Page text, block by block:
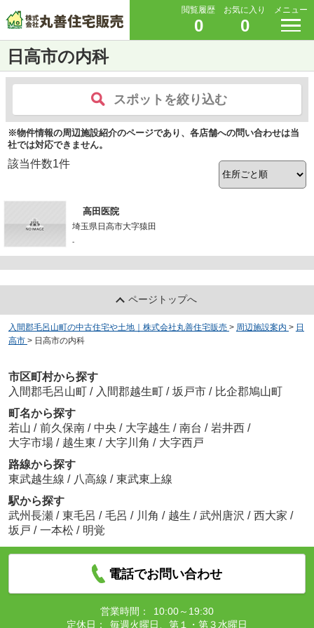
閲覧履歴
0
お気に入り
0
メニュー
日高市の内科
スポットを絞り込む
※物件情報の周辺施設紹介のページであり、各店舗への問い合わせは当
社では対応できません。
該当件数1件
高田医院
埼玉県日高市大字猿田
-
ページトップへ
入間郡毛呂山町の中古住宅や土地｜株式会社丸善住宅販売 > 周辺施設案内 > 日
高市 > 日高市の内科
市区町村から探す
入間郡毛呂山町 / 入間郡越生町 / 坂戸市 / 比企郡鳩山町
町名から探す
若山 / 前久保南 / 中央 / 大字越生 / 南台 / 岩井西 /
大字市場 / 越生東 / 大字川角 / 大字西戸
路線から探す
東武越生線 / 八高線 / 東武東上線
駅から探す
武州長瀬 / 東毛呂 / 毛呂 / 川角 / 越生 / 武州唐沢 / 西大家 /
坂戸 / 一本松 / 明覚
電話でお問い合わせ
営業時間：
10:00～19:30
定休日：
毎週火曜日、第１・第３水曜日